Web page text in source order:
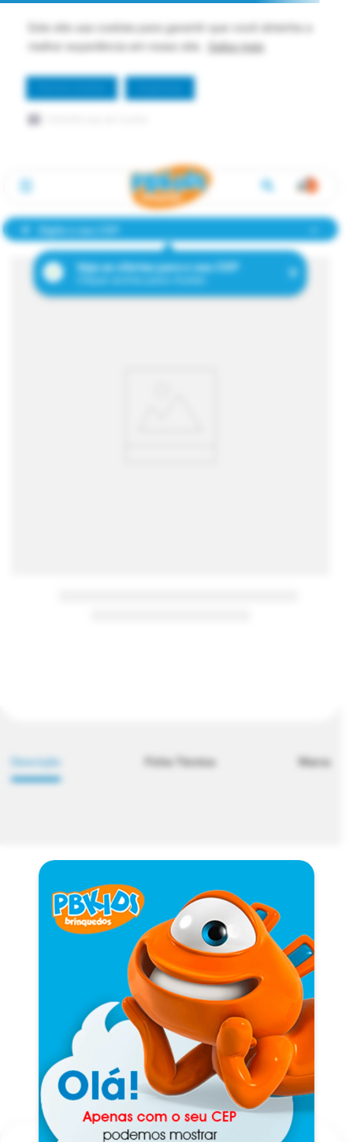
Este site usa cookies para garantir que você obtenha a
melhor experiência em nosso site.
Saiba mais
Digite o seu CEP
Veja as ofertas para o seu CEP
Descrição Ficha Técnica Marca